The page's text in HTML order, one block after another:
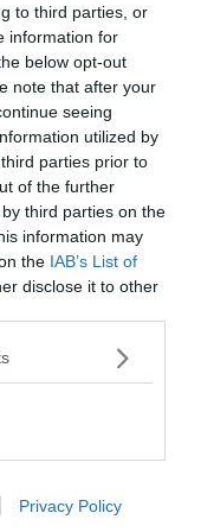
to third parties, or
information for
below opt-out
note that after your
seeing
utilized by
parties prior to
of the further
third parties on the
information may
the IAB’s List of
disclose it to other
Privacy Policy